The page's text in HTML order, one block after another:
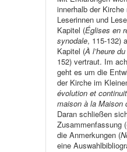
innerhalb der
Leserinnen und
Kapitel (Églises en
synodale, 115-132)
Kapitel (À l’heure
152) vertraut. Im
geht es um die
der Kirche im
évolution et
maison à la Maison
Daran schließen
Zusammenfassung (
die Anmerkungen (
eine